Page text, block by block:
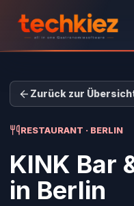
Zurück zur
RESTAURANT · BERLIN
KINK Bar
in Berlin